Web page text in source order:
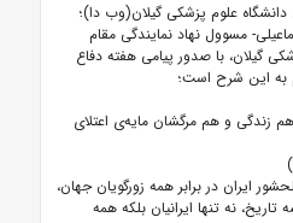
دانشگاه علوم پزشکی گیلان(وب دا)؛
مسوول نهاد نمایندگی مقام
گیلان، با صدور پیامی هفته دفاع
به این شرح است؛
زندگی و هم مرگشان مایه‌ی اعتلای
در برابر همه زورگویان جهان،
نه تنها ایرانیان بلکه همه